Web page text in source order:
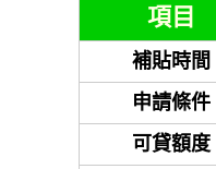
項目
補貼時間
申請條件
可貸額度